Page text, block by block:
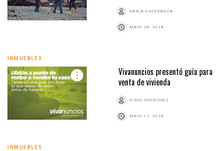
KARLA ESPERANZA
MAYO 28, 2018
INMUEBLES
Vivanuncios presentó guía para
venta de vivienda
DIEGO RODRÍGUEZ
MAYO 17, 2018
INMUEBLES